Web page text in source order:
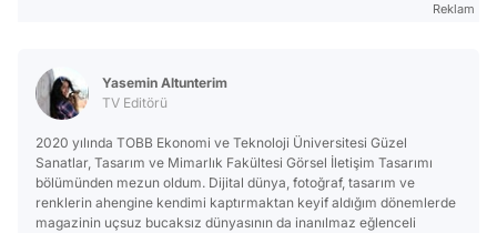
Reklam
Yasemin Altunterim
TV Editörü
2020 yılında TOBB Ekonomi ve Teknoloji Üniversitesi Güzel
Sanatlar, Tasarım ve Mimarlık Fakültesi Görsel İletişim Tasarımı
bölümünden mezun oldum. Dijital dünya, fotoğraf, tasarım ve
renklerin ahengine kendimi kaptırmaktan keyif aldığım dönemlerde
magazinin uçsuz bucaksız dünyasının da inanılmaz eğlenceli